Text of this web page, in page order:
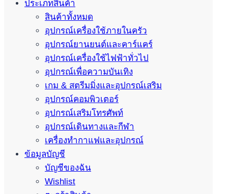
ประเภทสินค้า
สินค้าทั้งหมด
อุปกรณ์เครื่องใช้ภายในครัว
อุปกรณ์ยานยนต์และคาร์แคร์
อุปกรณ์เครื่องใช้ไฟฟ้าทั่วไป
อุปกรณ์เพื่อความบันเทิง
เกม & สตรีมมิ่งและอุปกรณ์เสริม
อุปกรณ์คอมพิวเตอร์
อุปกรณ์เสริมโทรศัพท์
อุปกรณ์เดินทางและกีฬา
เครื่องทำกาแฟและอุปกรณ์
ข้อมูลบัญชี
บัญชีของฉัน
Wishlist